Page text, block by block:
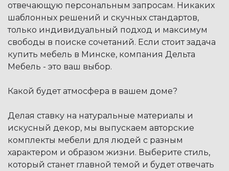
отвечающую персональным запросам. Никаких
шаблонных решений и скучных стандартов,
только индивидуальный подход и максимум
свободы в поиске сочетаний. Если стоит задача
купить мебель в Минске, компания Дельта
Мебель - это ваш выбор.
Какой будет атмосфера в вашем доме?
Делая ставку на натуральные материалы и
искусный декор, мы выпускаем авторские
комплекты мебели для людей с разным
характером и образом жизни. Выберите стиль,
который станет главной темой и будет отвечать